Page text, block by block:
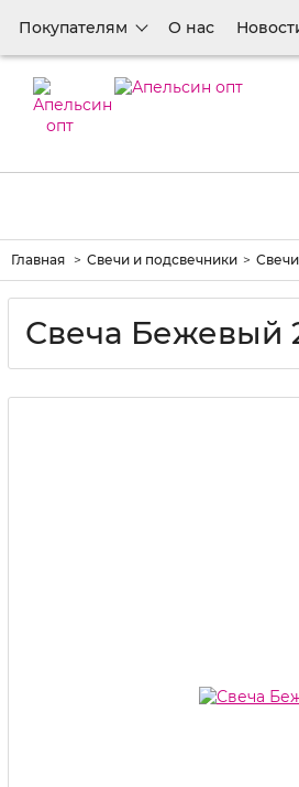
Покупателям О нас
Главная Свечи и подсвечники
Свеча Бежевый